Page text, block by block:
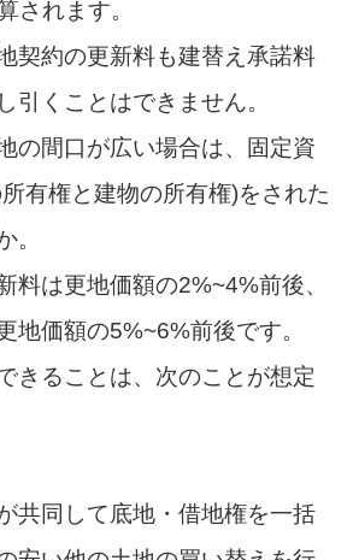
されます。
契約の更新料も建替え承諾料
引くことはできません。
の間口が広い場合は、固定資
有権と建物の所有権)をされた
。
料は更地価額の2%~4%前後、
地価額の5%~6%前後です。
きることは、次のことが想定
共同して底地・借地権を一括